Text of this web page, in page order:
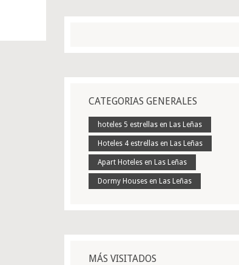
CATEGORIAS GENERALES
hoteles 5 estrellas en Las Leñas
Hoteles 4 estrellas en Las Leñas
Apart Hoteles en Las Leñas
Dormy Houses en Las Leñas
MÁS VISITADOS